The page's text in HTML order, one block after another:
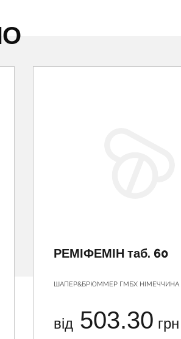
РЕМІФЕМІН таб. 60
ШАПЕР&БРЮММЕР ГМБХ НІМЕЧЧИНА
від 503.30 грн